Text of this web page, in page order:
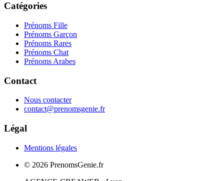
Catégories
Prénoms Fille
Prénoms Garçon
Prénoms Rares
Prénoms Chat
Prénoms Arabes
Contact
Nous contacter
contact@prenomsgenie.fr
Légal
Mentions légales
© 2026 PrenomsGenie.fr